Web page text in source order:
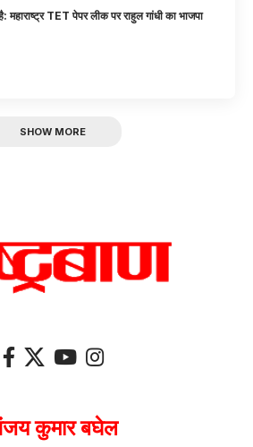
महाराष्ट्र TET पेपर लीक पर राहुल गांधी का भाजपा
SHOW MORE
कुमार बघेल